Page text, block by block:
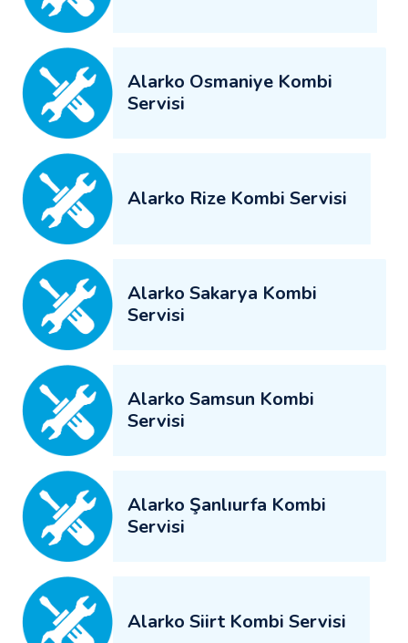
Alarko Osmaniye Kombi
Servisi
Alarko Rize Kombi Servisi
Alarko Sakarya Kombi
Servisi
Alarko Samsun Kombi
Servisi
Alarko Şanlıurfa Kombi
Servisi
Alarko Siirt Kombi Servisi